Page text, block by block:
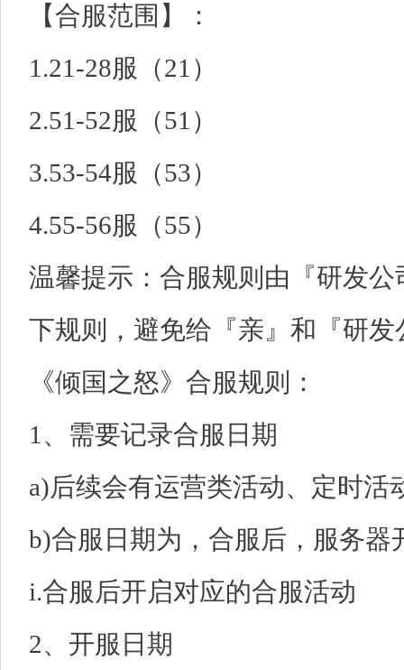
【合服范围】：
1.21-28服（21）
2.51-52服（51）
3.53-54服（53）
4.55-56服（55）
温馨提示：合服规则由『研发
下规则，避免给『亲』和『研
《倾国之怒》合服规则：
1、需要记录合服日期
a)后续会有运营类活动、定时活
b)合服日期为，合服后，服务器
i.合服后开启对应的合服活动
2、开服日期